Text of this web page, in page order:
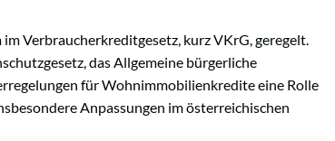
Verbraucherkreditgesetz, kurz VKrG, geregelt.
das Allgemeine bürgerliche
für Wohnimmobilienkredite eine Rolle
Anpassungen im österreichischen